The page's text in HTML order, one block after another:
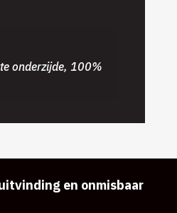
onderzijde, 100%
en onmisbaar